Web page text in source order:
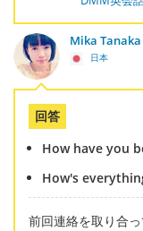
Mika Tanaka
日本
回答
How have you
How's
前回連絡を取り合